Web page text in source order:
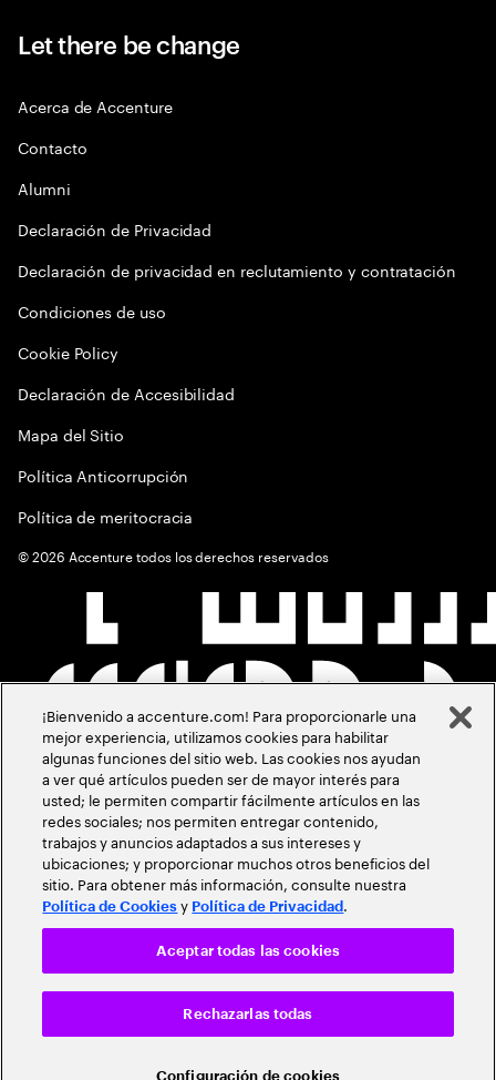
Let there be change
Acerca de Accenture
Contacto
Alumni
Declaración de Privacidad
Declaración de privacidad en reclutamiento y contratación
Condiciones de uso
Cookie Policy
Declaración de Accesibilidad
Mapa del Sitio
Política Anticorrupción
Política de meritocracia
©2026 Accenture todos los derechos reservados
¡Bienvenido a accenture.com! Para proporcionarle una
mejor experiencia, utilizamos cookies para habilitar
algunas funciones del sitio web. Las cookies nos ayudan
a ver qué artículos pueden ser de mayor interés para
usted; le permiten compartir fácilmente artículos en las
redes sociales; nos permiten entregar contenido,
trabajos y anuncios adaptados a sus intereses y
ubicaciones; y proporcionar muchos otros beneficios del
sitio. Para obtener más información, consulte nuestra
Política de Cookies y Política de Privacidad .
Configuración de cookies
Rechazarlas todas
Aceptar todas las cookies